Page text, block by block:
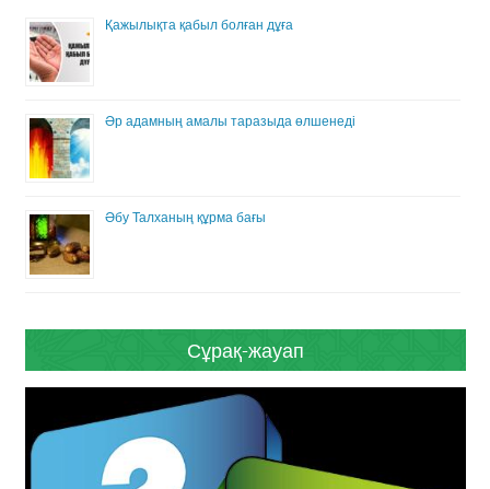
Қажылықта қабыл болған дұға
Әр адамның амалы таразыда өлшенеді
Әбу Талханың құрма бағы
Сұрақ-жауап